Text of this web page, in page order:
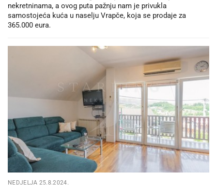
nekretninama, a ovog puta pažnju nam je privukla
samostojeća kuća u naselju Vrapče, koja se prodaje za
365.000 eura.
NEDJELJA 25.8.2024.